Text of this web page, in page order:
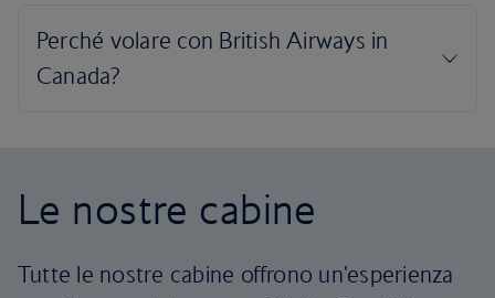
Le nostre cabine
Tutte le nostre cabine offrono un'esperienza